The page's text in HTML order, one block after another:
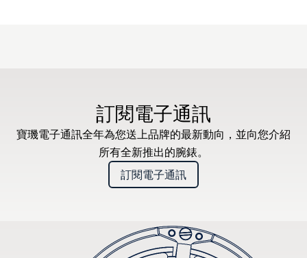
訂閱電子通訊
寶璣電子通訊全年為您送上品牌的最新動向，並向您介紹
所有全新推出的腕錶。
訂閱電子通訊